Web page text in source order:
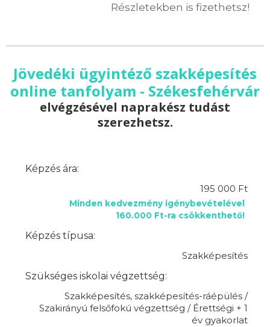
Részletekben is fizethetsz!
Jövedéki ügyintéző szakképesítés
online tanfolyam - Székesfehérvár
elvégzésével naprakész tudást
szerezhetsz.
Képzés ára:
195 000 Ft
Minden kedvezmény igénybevételével
160.000 Ft-ra csökkenthető!
Képzés típusa:
Szakképesítés
Szükséges iskolai végzettség:
Szakképesítés, szakképesítés-ráépülés /
Szakirányú felsőfokú végzettség / Érettségi + 1
év gyakorlat